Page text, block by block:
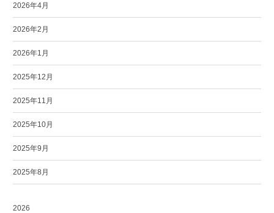
2026年4月
2026年2月
2026年1月
2025年12月
2025年11月
2025年10月
2025年9月
2025年8月
2026